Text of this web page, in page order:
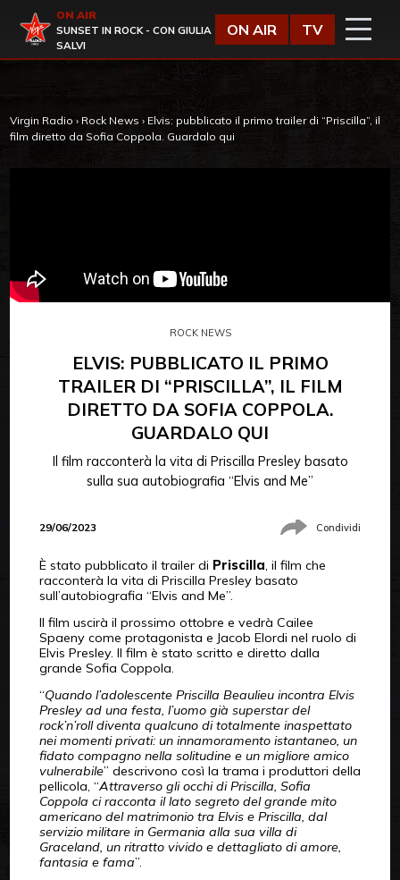
Virgin Radio
ON AIR
SUNSET IN ROCK - CON GIULIA
SALVI
ON AIR TV
Virgin Radio › Rock News › Elvis: pubblicato il primo trailer di “Priscilla”, il
film diretto da Sofia Coppola. Guardalo qui
ROCK NEWS
ELVIS: PUBBLICATO IL PRIMO
TRAILER DI “PRISCILLA”, IL FILM
DIRETTO DA SOFIA COPPOLA.
GUARDALO QUI
Il film racconterà la vita di Priscilla Presley basato
sulla sua autobiografia “Elvis and Me”
29/06/2023 Condividi
È stato pubblicato il trailer di Priscilla, il film che
racconterà la vita di Priscilla Presley basato
sull’autobiografia “Elvis and Me”.
Il film uscirà il prossimo ottobre e vedrà Cailee
Spaeny come protagonista e Jacob Elordi nel ruolo di
Elvis Presley. Il film è stato scritto e diretto dalla
grande Sofia Coppola.
“Quando l’adolescente Priscilla Beaulieu incontra Elvis
Presley ad una festa, l’uomo già superstar del
rock’n’roll diventa qualcuno di totalmente inaspettato
nei momenti privati: un innamoramento istantaneo, un
fidato compagno nella solitudine e un migliore amico
vulnerabile” descrivono così la trama i produttori della
pellicola, “Attraverso gli occhi di Priscilla, Sofia
Coppola ci racconta il lato segreto del grande mito
americano del matrimonio tra Elvis e Priscilla, dal
servizio militare in Germania alla sua villa di
Graceland, un ritratto vivido e dettagliato di amore,
fantasia e fama”.